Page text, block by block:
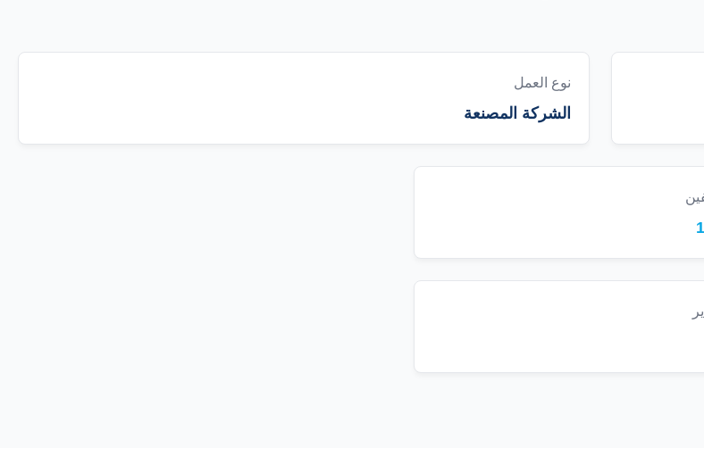
نوع العمل
الشركة المصنعة